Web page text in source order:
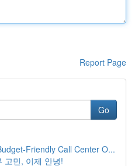
Report Page
Go
Friendly Call Center O...
고민, 이제 안녕!